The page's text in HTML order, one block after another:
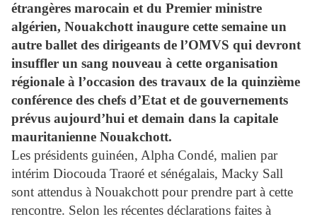
étrangères marocain et du Premier ministre
algérien, Nouakchott inaugure cette semaine un
autre ballet des dirigeants de l’OMVS qui devront
insuffler un sang nouveau à cette organisation
régionale à l’occasion des travaux de la quinzième
conférence des chefs d’Etat et de gouvernements
prévus aujourd’hui et demain dans la capitale
mauritanienne Nouakchott.
Les présidents guinéen, Alpha Condé, malien par
intérim Diocouda Traoré et sénégalais, Macky Sall
sont attendus à Nouakchott pour prendre part à cette
rencontre. Selon les récentes déclarations faites à